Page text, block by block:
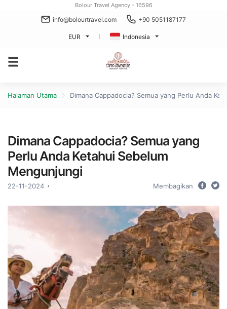
Bolour Travel Agency - 16596
info@bolourtravel.com +90 5051187177
EUR Indonesia
Halaman Utama Dimana Cappadocia? Semua yang Perlu Anda
Dimana Cappadocia? Semua yang
Perlu Anda Ketahui Sebelum
Mengunjungi
22-11-2024 Membagikan